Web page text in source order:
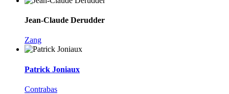
Jean-Claude Derudder
Zang
Patrick Joniaux
Contrabas